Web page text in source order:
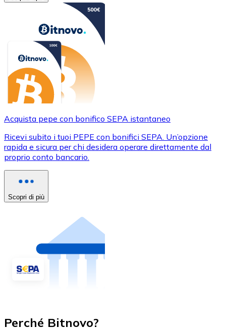
Acquista pepe con bonifico SEPA istantaneo
Ricevi subito i tuoi PEPE con bonifici SEPA. Un’opzione
rapida e sicura per chi desidera operare direttamente dal
proprio conto bancario.
Scopri di più
Perché Bitnovo?